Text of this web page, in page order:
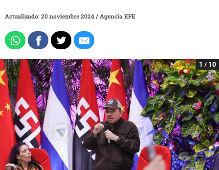
Actualizado: 20 noviembre 2024/ Agencia EFE
1 / 10